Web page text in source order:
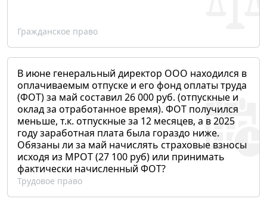
Гражданское право
В июне генеральный директор ООО находился в
оплачиваемым отпуске и его фонд оплаты труда
(ФОТ) за май составил 26 000 руб. (отпускные и
оклад за отработанное время). ФОТ получился
меньше, т.к. отпускные за 12 месяцев, а в 2025
году заработная плата была гораздо ниже.
Обязаны ли за май начислять страховые взносы
исходя из МРОТ (27 100 руб) или принимать
фактически начисленный ФОТ?
Трудовое право